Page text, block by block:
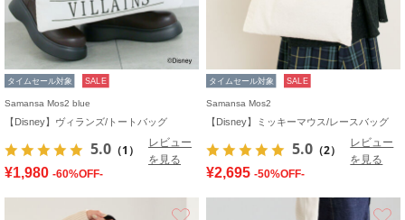
タイムセール対象 SALE
Samansa Mos2 blue
【Disney】ヴィランズ/トートバッグ
5.0 （1）
レビュー
を見る
¥1,980 -60%OFF-
タイムセール対象 SALE
Samansa Mos2
【Disney】ミッキーマウス/レースバッグ
5.0 （2）
レビュー
を見る
¥2,695 -50%OFF-